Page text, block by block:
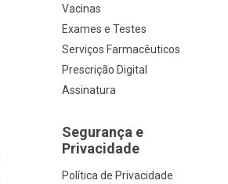
Vacinas
Exames e Testes
Serviços Farmacêuticos
Prescrição Digital
Assinatura
Segurança e
Privacidade
Política de Privacidade